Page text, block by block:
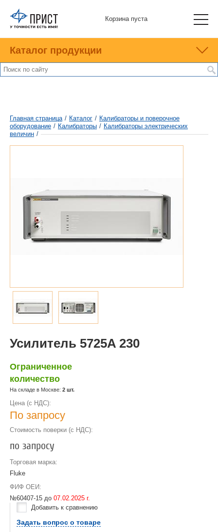
Корзина пуста
Каталог продукции
Главная страница / Каталог / Калибраторы и поверочное
оборудование / Калибраторы / Калибраторы электрических
величин /
Усилитель 5725A 230
Ограниченное
количество
На складе в Москве: 2 шт.
Цена (с НДС):
По запросу
Стоимость поверки (с НДС):
по запросу
Торговая марка:
Fluke
ФИФ ОЕИ:
№60407-15 до 07.02.2025 г.
Добавить к сравнению
Задать вопрос о товаре